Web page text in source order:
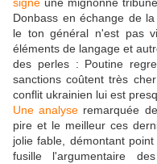
Donbass en échange de
le ton général n'est pas
éléments de langage et
des perles : Poutine
sanctions coûtent très
conflit ukrainien lui est
Une analyse remarquée de
pire et le meilleur ces
jolie fable, démontant
fusille l'argumentaire